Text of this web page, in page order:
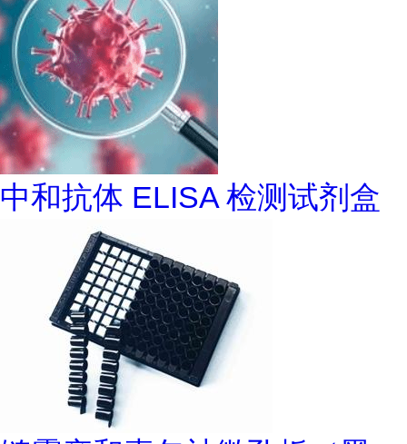
中和抗体 ELISA 检测试剂盒